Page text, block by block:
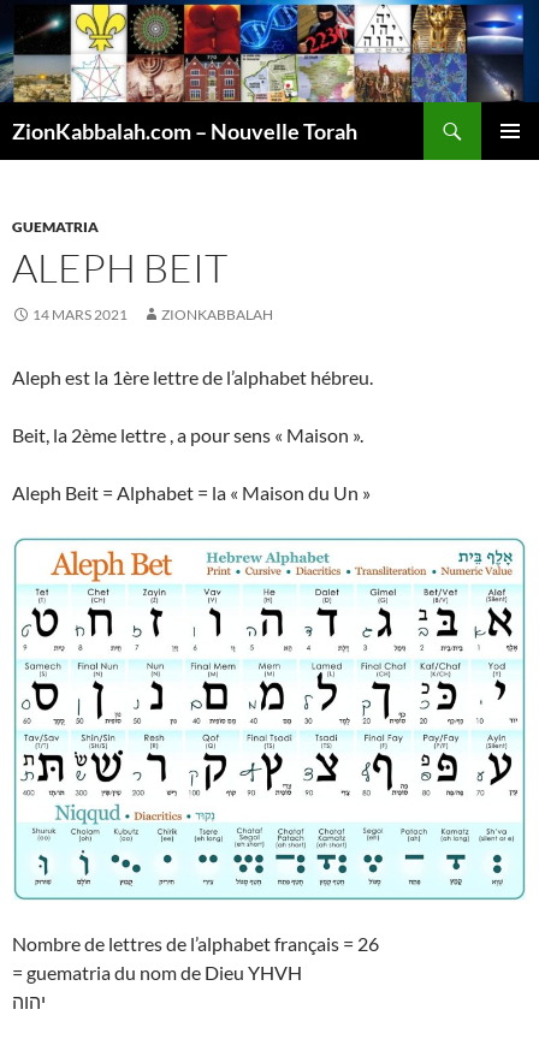
ZionKabbalah.com – Nouvelle Torah
GUEMATRIA
ALEPH BEIT
14 MARS 2021 ZIONKABBALAH
Aleph est la 1ère lettre de l’alphabet hébreu.
Beit, la 2ème lettre , a pour sens « Maison ».
Aleph Beit = Alphabet = la « Maison du Un »
Nombre de lettres de l’alphabet français = 26
= guematria du nom de Dieu YHVH
יהוה